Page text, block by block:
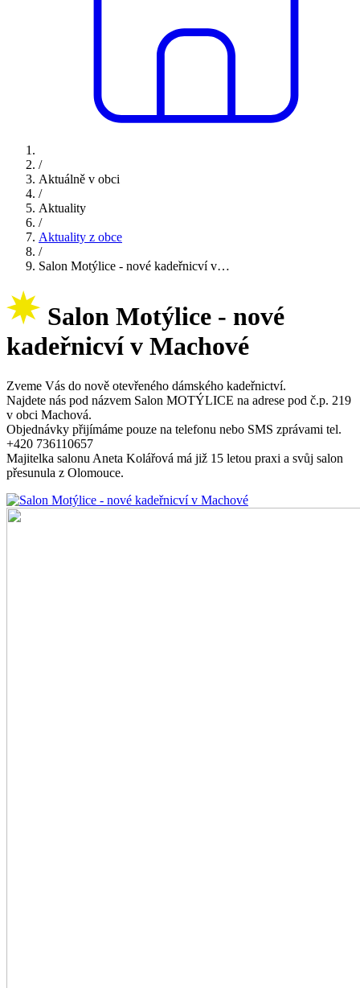
/
Aktuálně v obci
/
Aktuality
/
Aktuality z obce
/
Salon Motýlice - nové kadeřnicví v…
Salon Motýlice - nové
kadeřnicví v Machové
Zveme Vás do nově otevřeného dámského kadeřnictví.
Najdete nás pod názvem Salon MOTÝLICE na adrese pod č.p. 219
v obci Machová.
Objednávky přijímáme pouze na telefonu nebo SMS zprávami tel.
+420 736110657
Majitelka salonu Aneta Kolářová má již 15 letou praxi a svůj salon
přesunula z Olomouce.